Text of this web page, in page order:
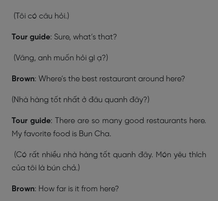
(Tôi có câu hỏi.)
Tour guide: Sure, what’s that?
(Vâng, anh muốn hỏi gì ạ?)
Brown: Where’s the best restaurant around here?
(Nhà hàng tốt nhất ở đâu quanh đây?)
Tour guide: There are so many good restaurants here.
My favorite food is Bun Cha.
(Có rất nhiều nhà hàng tốt quanh đây. Món yêu thích
của tôi là bún chả.)
Brown: How far is it from here?